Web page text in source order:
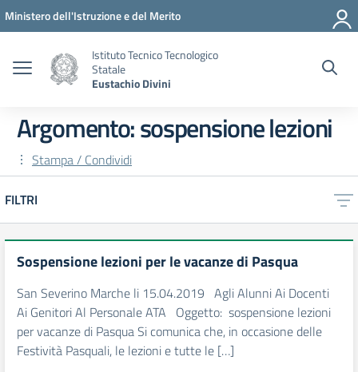
Vai ai contenuti
Vai al menu di navigazione
Vai al footer
Ministero dell'Istruzione e del Merito
Istituto Tecnico Tecnologico
Statale
Eustachio Divini
Argomento: sospensione lezioni
Stampa / Condividi
FILTRI
Sospensione lezioni per le vacanze di Pasqua
San Severino Marche li 15.04.2019 Agli Alunni Ai Docenti
Ai Genitori Al Personale ATA Oggetto: sospensione lezioni
per vacanze di Pasqua Si comunica che, in occasione delle
Festività Pasquali, le lezioni e tutte le […]